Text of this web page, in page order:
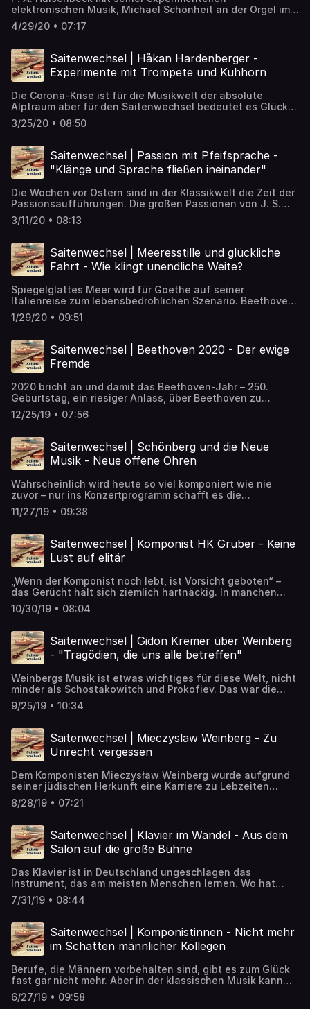
elektronischen Musik, Michael Schönheit an der Orgel im
ehrwürdigen Gewandhaus – zwei gegensätzliche Pole
treffen im Projekt „Two Play To Play“ aufeinander und es
https://detektor.fm/musik/saitenwechsel-p-a-
huelsenbeck-mit-organist-michael-schoenheit
4/29/20 • 07:17
Saitenwechsel | Håkan Hardenberger -
Experimente mit Trompete und Kuhhorn
Die Corona-Krise ist für die Musikwelt der absolute
Alptraum aber für den Saitenwechsel bedeutet es Glück
im Unglück: Musiker, die sonst nonstop durch die Welt
touren und schwer zu erwischen sind, haben Zeit für ein
einen völlig neuen Platz in der Klassikwelt erkämpft hat.
➡️ Artikel zum Nachlesen:
https://detektor.fm/musik/saitenwechsel-hakan-
3/25/20 • 08:50
Saitenwechsel | Passion mit Pfeifsprache -
"Klänge und Sprache fließen ineinander"
Die Wochen vor Ostern sind in der Klassikwelt die Zeit der
Passionsaufführungen. Die großen Passionen von J. S.
Bach können viele Chöre im Schlaf. Der Gewandhauschor
aber probt gerade für eine ganz andere Passion: der Chor
Nachlesen: https://detektor.fm/musik/saitenwechsel-
passion-mit-pfeifsprache
3/11/20 • 08:13
Saitenwechsel | Meeresstille und glückliche
Fahrt - Wie klingt unendliche Weite?
Spiegelglattes Meer wird für Goethe auf seiner
Italienreise zum lebensbedrohlichen Szenario. Beethoven
und Mendelssohn vertonen seine Gedichte über diese
„Todesstille“. Und wie vertont man noch viel größere
https://detektor.fm/musik/saitenwechsel-meeresstille-
und-glueckliche-fahrt
1/29/20 • 09:51
Saitenwechsel | Beethoven 2020 - Der ewige
Fremde
2020 bricht an und damit das Beethoven-Jahr – 250.
Geburtstag, ein riesiger Anlass, über Beethoven zu
sprechen, nachzudenken, seine Musik aufzuführen. Aber
eigentlich hat er ein solches Jubiläum gar nicht nötig.
kann man sich ihm musikalisch und menschlich annähern?
➡️ Artikel zum Nachlesen:
https://detektor.fm/musik/saitenwechsel-beethoven-
12/25/19 • 07:56
Saitenwechsel | Schönberg und die Neue
Musik - Neue offene Ohren
Wahrscheinlich wird heute so viel komponiert wie nie
zuvor – nur ins Konzertprogramm schafft es die
zeitgenössische Musik selten. Die Neue Musik mit großem
N hat beim Konzertpublikum wie auch bei vielen Musikern
Neue Musik so ein Außenseiter? ➡️ Artikel zum Nachlesen:
https://detektor.fm/musik/saitenwechsel-schoenberg-
und-die-neue-musik
11/27/19 • 09:38
Saitenwechsel | Komponist HK Gruber - Keine
Lust auf elitär
„Wenn der Komponist noch lebt, ist Vorsicht geboten“ –
das Gerücht hält sich ziemlich hartnäckig. In manchen
Fällen mag das stimmen, aber es gibt auch
Gegenbeispiele: Zeitgenössische Musik, die überhaupt
ziemlich zugänglich und unterhaltsam. Ein lebendes
Beispiel dafür ist der österreichische Komponist HK
Gruber. ➡️ Artikel zum Nachlesen:
10/30/19 • 08:04
Saitenwechsel | Gidon Kremer über Weinberg
- "Tragödien, die uns alle betreffen"
Weinbergs Musik ist etwas wichtiges für diese Welt, nicht
minder als Schostakowitch und Prokofiev. Das war die
Meinung der Komponistin Sofia Gubaidulina in der letzten
Folge des Saitenwechsels. Und doch ist Mieczyslaw
Musiker wie Gidon Kremer und Linus Roth wollen das
ändern. ➡️ Artikel zum Nachlesen:
https://detektor.fm/musik/saitenwechsel-gidon-kremer-
9/25/19 • 10:34
Saitenwechsel | Mieczyslaw Weinberg - Zu
Unrecht vergessen
Dem Komponisten Mieczysław Weinberg wurde aufgrund
seiner jüdischen Herkunft eine Karriere zu Lebzeiten
erschwert. Erst in den letzten Jahren entdeckt ihn die
internationale Musikwelt und ist bewegt von seiner
https://detektor.fm/musik/saitenwechsel-mieczyslaw-
weinberg
8/28/19 • 07:21
Saitenwechsel | Klavier im Wandel - Aus dem
Salon auf die große Bühne
Das Klavier ist in Deutschland ungeschlagen das
Instrument, das am meisten Menschen lernen. Wo hat
diese Liebe ihren Ursprung? Und seit wann sieht das
Klavier so aus wie heute? ➡️ Artikel zum Nachlesen:
wandel
7/31/19 • 08:44
Saitenwechsel | Komponistinnen - Nicht mehr
im Schatten männlicher Kollegen
Berufe, die Männern vorbehalten sind, gibt es zum Glück
fast gar nicht mehr. Aber in der klassischen Musik kann
man schon manchmal den Eindruck bekommen, dass wir
noch in einem anderen Jahrzehnt hängen. Warum gibt es
6/27/19 • 09:58